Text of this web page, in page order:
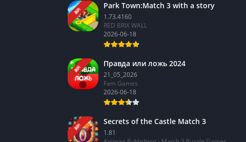
新的
Park Town:Match 3 with a story
1.73.4160
RED BRIX WALL
2026-06-18
新的
Правда или ложь 2024
21_05_2026
Fam Games
2026-06-18
新的
Secrets of the Castle Match 3
1.81